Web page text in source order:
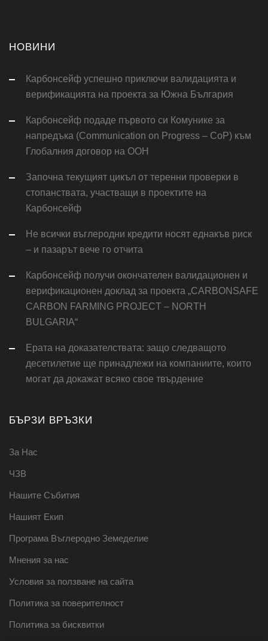
НОВИНИ
Карбонсейф успешно приключи валидацията и
верификацията на проекта за Южна България
Карбонсейф подаде първото си Комунике за
напредъка (Communication on Progress – CoP) към
Глобалния договор на ООН
Започна текущият цикъл от теренни проверки в
стопанствата, участващи в проектите на
Карбонсейф
Не всички въглеродни кредити носят еднакъв риск
– и пазарът вече го отчита
Карбонсейф получи окончателен валидационен и
верификационен доклад за проекта „CARBONSAFE
CARBON FARMING PROJECT – NORTH
BULGARIA“
Ерата на доказателствата: защо следващото
десетилетие ще принадлежи на компаниите, които
могат да докажат всяко свое твърдение
БЪРЗИ ВРЪЗКИ
За Нас
ЧЗВ
Нашите Събития
Нашият Екип
Програма Въглеродно Земеделие
Мнения за нас
Условия за ползване на сайта
Политика за поверителност
Политика за бисквитки